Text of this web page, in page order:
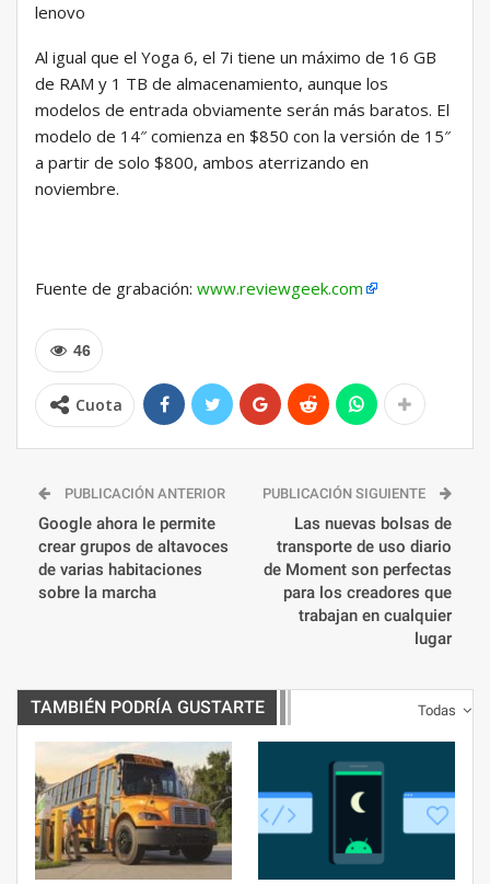
lenovo
Al igual que el Yoga 6, el 7i tiene un máximo de 16 GB
de RAM y 1 TB de almacenamiento, aunque los
modelos de entrada obviamente serán más baratos. El
modelo de 14″ comienza en $850 con la versión de 15″
a partir de solo $800, ambos aterrizando en
noviembre.
Fuente de grabación: www.reviewgeek.com
46
Cuota
PUBLICACIÓN ANTERIOR
Google ahora le permite
crear grupos de altavoces
de varias habitaciones
sobre la marcha
PUBLICACIÓN SIGUIENTE
Las nuevas bolsas de
transporte de uso diario
de Moment son perfectas
para los creadores que
trabajan en cualquier
lugar
Todas
TAMBIÉN PODRÍA GUSTARTE